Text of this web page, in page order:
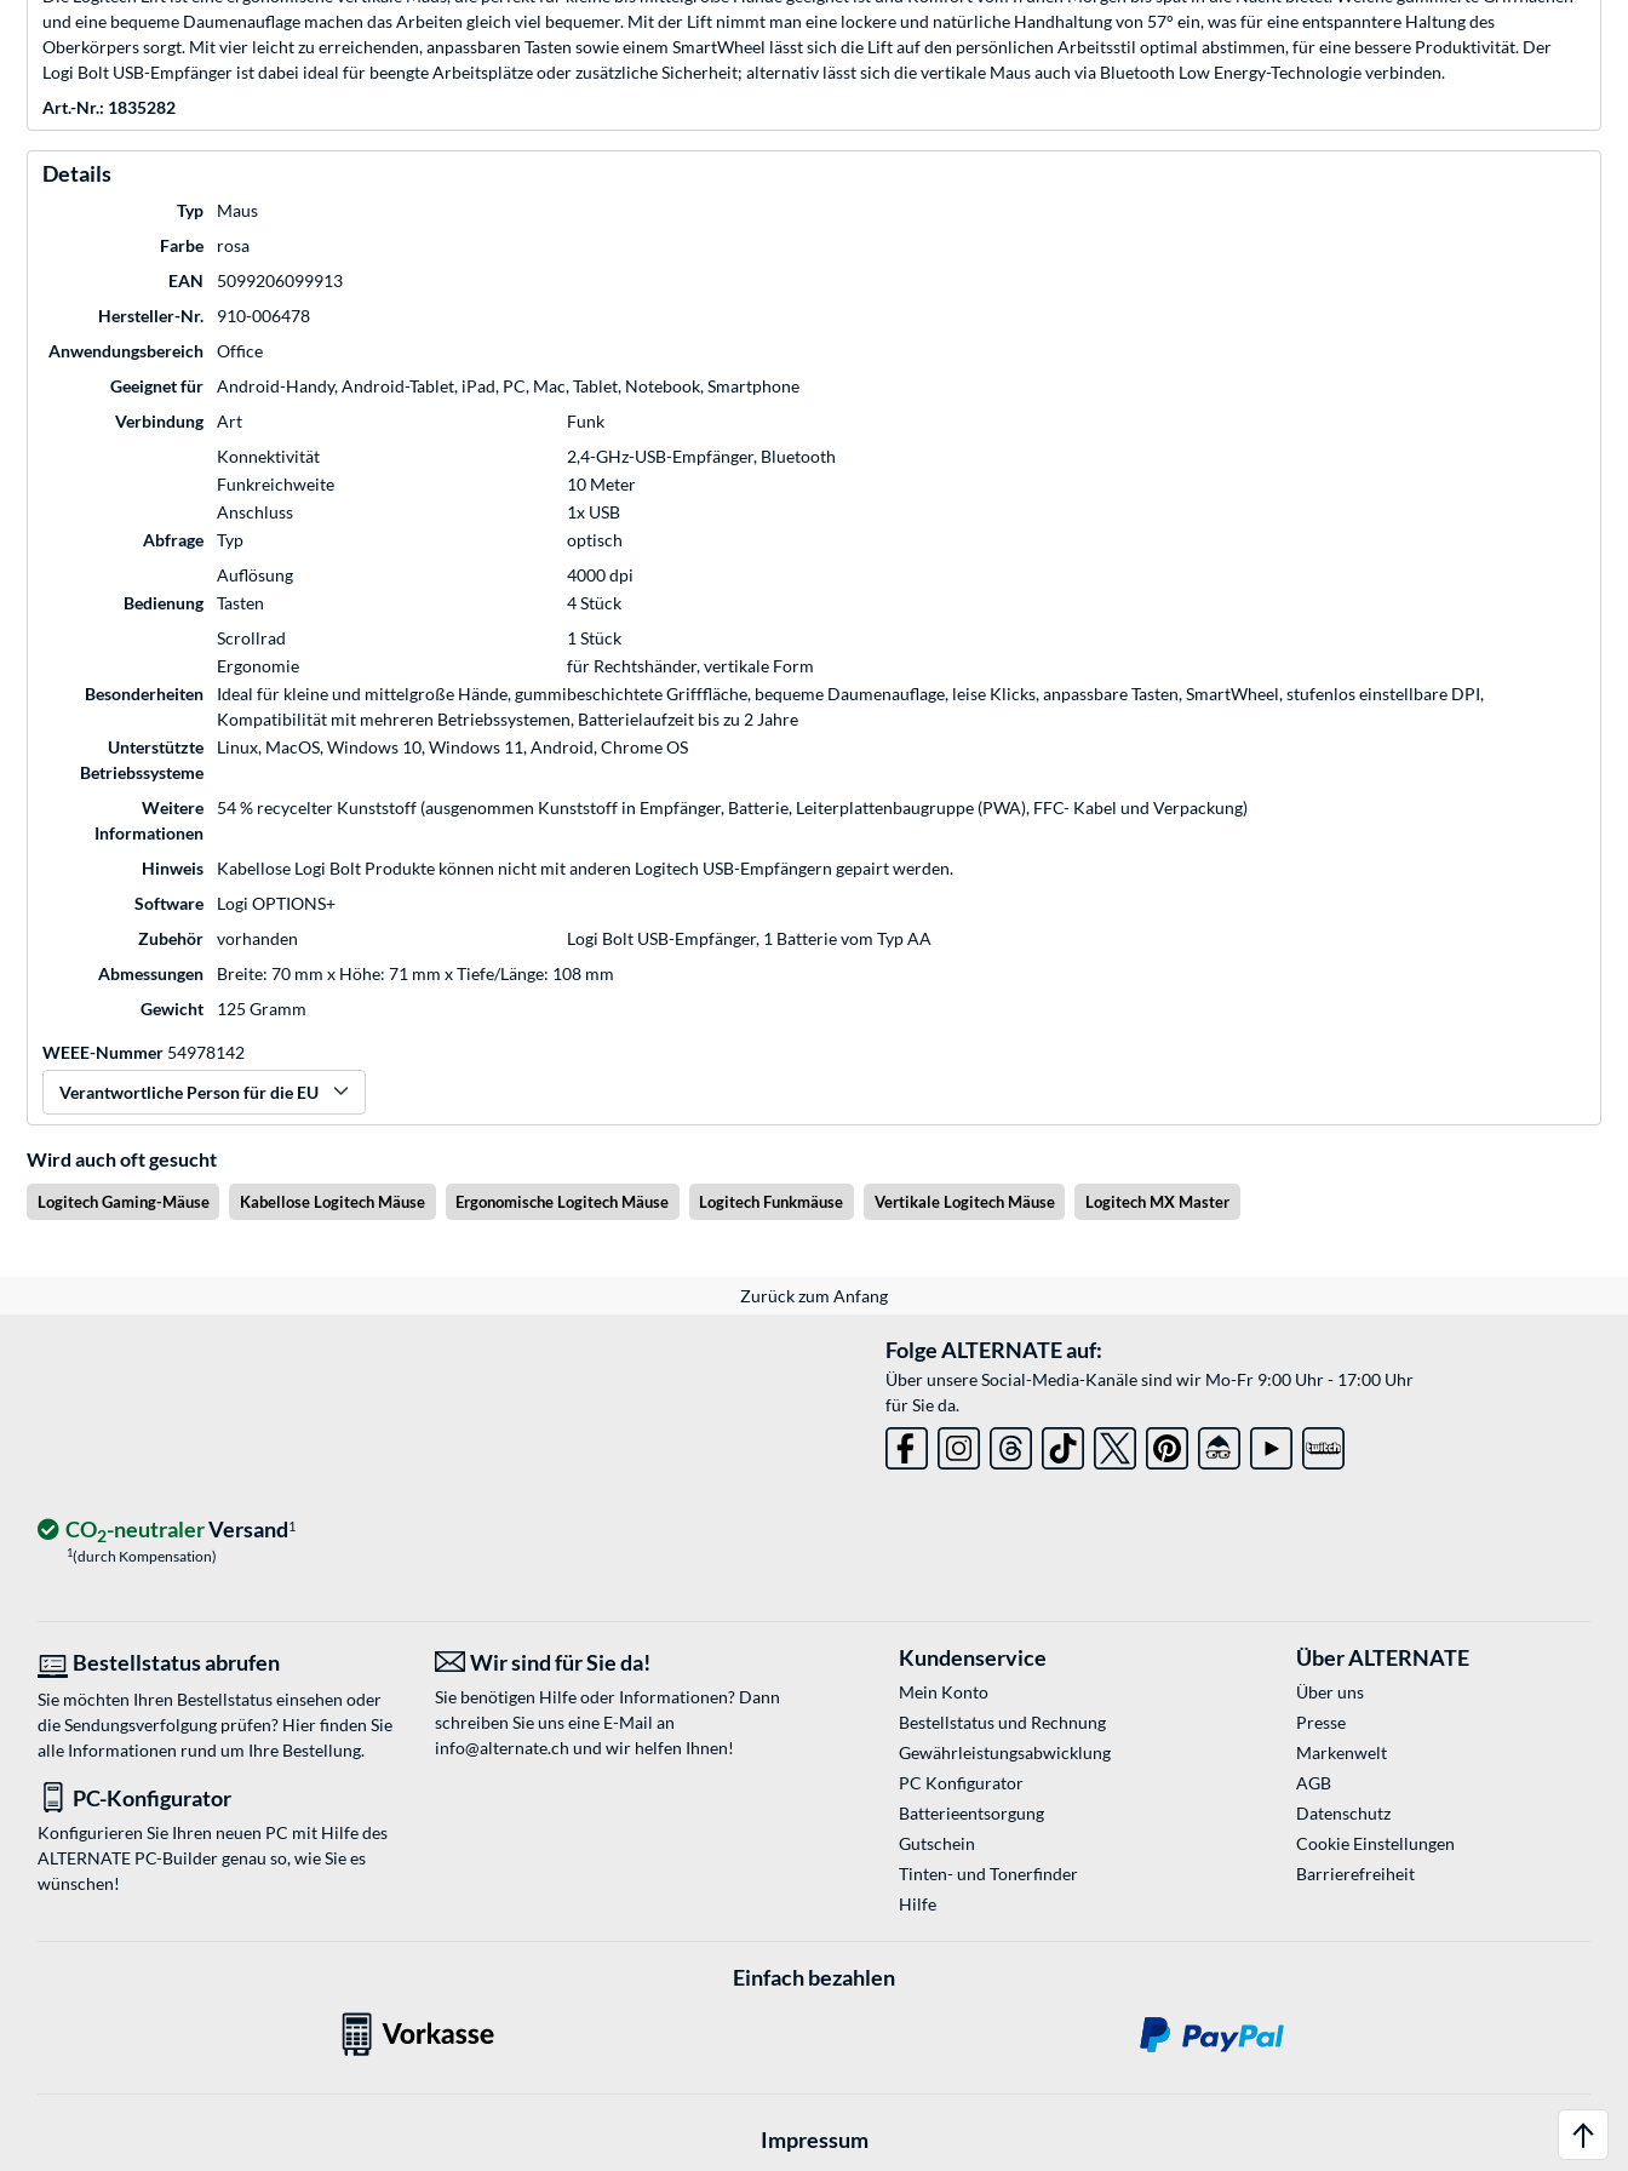
und eine bequeme Daumenauflage machen das Arbeiten gleich viel bequemer. Mit der Lift nimmt man eine lockere und natürliche Handhaltung von 57° ein, was für eine entspanntere Haltung des
Oberkörpers sorgt. Mit vier leicht zu erreichenden, anpassbaren Tasten sowie einem SmartWheel lässt sich die Lift auf den persönlichen Arbeitsstil optimal abstimmen, für eine bessere Produktivität. Der
Logi Bolt USB-Empfänger ist dabei ideal für beengte Arbeitsplätze oder zusätzliche Sicherheit; alternativ lässt sich die vertikale Maus auch via Bluetooth Low Energy-Technologie verbinden.
Art.-Nr.: 1835282
Details
Typ
Maus
Farbe
rosa
EAN
5099206099913
Hersteller-Nr.
910-006478
Anwendungsbereich
Office
Geeignet für
Android-Handy, Android-Tablet, iPad, PC, Mac, Tablet, Notebook, Smartphone
Verbindung
Art
Funk
Konnektivität
2,4-GHz-USB-Empfänger, Bluetooth
Funkreichweite
10 Meter
Anschluss
1x USB
Abfrage
Typ
optisch
Auflösung
4000 dpi
Bedienung
Tasten
4 Stück
Scrollrad
1 Stück
Ergonomie
für Rechtshänder, vertikale Form
Besonderheiten
Ideal für kleine und mittelgroße Hände, gummibeschichtete Grifffläche, bequeme Daumenauflage, leise Klicks, anpassbare Tasten, SmartWheel, stufenlos einstellbare DPI,
Kompatibilität mit mehreren Betriebssystemen, Batterielaufzeit bis zu 2 Jahre
Unterstützte
Betriebssysteme
Linux, MacOS, Windows 10, Windows 11, Android, Chrome OS
Weitere
Informationen
54 % recycelter Kunststoff (ausgenommen Kunststoff in Empfänger, Batterie, Leiterplattenbaugruppe (PWA), FFC- Kabel und Verpackung)
Hinweis
Kabellose Logi Bolt Produkte können nicht mit anderen Logitech USB-Empfängern gepairt werden.
Software
Logi OPTIONS+
Zubehör
vorhanden
Logi Bolt USB-Empfänger, 1 Batterie vom Typ AA
Abmessungen
Breite: 70 mm x Höhe: 71 mm x Tiefe/Länge: 108 mm
Gewicht
125 Gramm
WEEE-Nummer 54978142
Verantwortliche Person für die EU
Wird auch oft gesucht
Logitech Gaming-Mäuse Kabellose Logitech Mäuse Ergonomische Logitech Mäuse Logitech Funkmäuse Vertikale Logitech Mäuse Logitech MX Master
Zurück zum Anfang
Folge ALTERNATE auf:
Über unsere Social-Media-Kanäle sind wir Mo-Fr 9:00 Uhr - 17:00 Uhr
für Sie da.
CO2-neutralerVersand1
1(durch Kompensation)
Bestellstatus abrufen
Sie möchten Ihren Bestellstatus einsehen oder
die Sendungsverfolgung prüfen? Hier finden Sie
alle Informationen rund um Ihre Bestellung.
Wir sind für Sie da!
Sie benötigen Hilfe oder Informationen? Dann
schreiben Sie uns eine E-Mail an
info@alternate.ch und wir helfen Ihnen!
PC-Konfigurator
Konfigurieren Sie Ihren neuen PC mit Hilfe des
ALTERNATE PC-Builder genau so, wie Sie es
wünschen!
Kundenservice
Mein Konto
Bestellstatus und Rechnung
Gewährleistungsabwicklung
PC Konfigurator
Batterieentsorgung
Gutschein
Tinten- und Tonerfinder
Hilfe
Über ALTERNATE
Über uns
Presse
Markenwelt
AGB
Datenschutz
Cookie Einstellungen
Barrierefreiheit
Einfach bezahlen
Impressum